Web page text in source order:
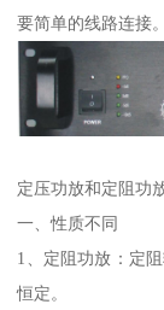
要简单的线路连接。
定压功放和定阻功
一、性质不同
1、定阻功放：定
恒定。